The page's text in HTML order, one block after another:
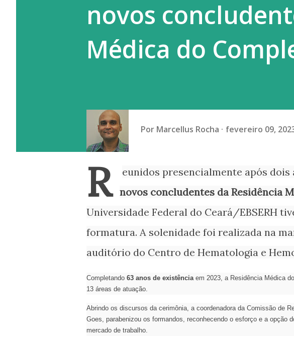
a prática do empregador que gera esse
novos
Médica do
Por Marcellus Rocha fevereiro 09,
R eunidos presencialmente após
novos concludentes da Residência
Universidade Federal do Ceará/EBSERH
formatura. A solenidade foi realizada na
auditório do Centro de Hematologia e
Completando 63 anos de existênciaem 2023, a Residência Médica
13 áreas de atuação.
Abrindo os discursos da cerimônia, a coordenadora da Comissão de
Goes, parabenizou os formandos, reconhecendo o esforço e a opção
mercado de trabalho.